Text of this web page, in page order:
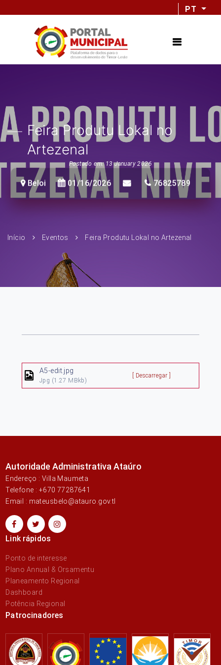
PT
Feira Produtu Lokal no
Artezenal
Postado em: 13 January 2026
Beloi 01/16/2026 76825789
Início Eventos Feira Produtu Lokal no Artezenal
A5-edit.jpg
Jpg (1.27 MBkb)
[ Descarregar ]
Autoridade Administrativa Ataúro
Endereço : Villa Maumeta
Telefone : +670 77287641
Email : mateusbelo@atauro.gov.tl
Link rápidos
Ponto de interesse
Plano Annual & Orsamentu
Planeamento Regional
Dashboard
Potência Regional
Patrocinadores